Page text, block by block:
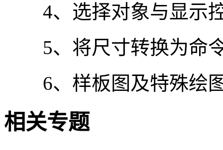
4、选择对象与显示
5、将尺寸转换为命
6、样板图及特殊绘
相关专题